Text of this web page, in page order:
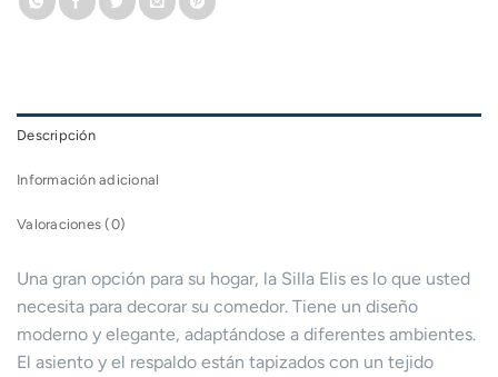
Descripción
Información adicional
Valoraciones (0)
Una gran opción para su hogar, la Silla Elis es lo que usted
necesita para decorar su comedor. Tiene un diseño
moderno y elegante, adaptándose a diferentes ambientes.
El asiento y el respaldo están tapizados con un tejido